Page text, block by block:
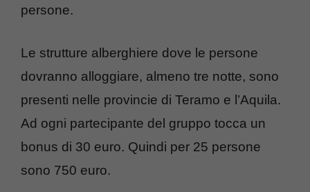
persone.
Le strutture alberghiere dove le persone
dovranno alloggiare, almeno tre notte, sono
presenti nelle provincie di Teramo e l’Aquila.
Ad ogni partecipante del gruppo tocca un
bonus di 30 euro. Quindi per 25 persone
sono 750 euro.